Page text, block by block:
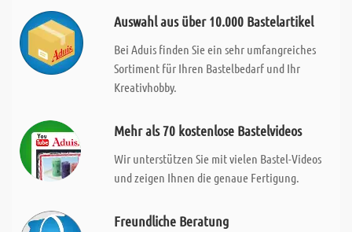
Auswahl aus über 10.000 Bastelartikel
Bei Aduis finden Sie ein sehr umfangreiches
Sortiment für Ihren Bastelbedarf und Ihr
Kreativhobby.
Mehr als 70 kostenlose Bastelvideos
Wir unterstützen Sie mit vielen Bastel-Videos
und zeigen Ihnen die genaue Fertigung.
Freundliche Beratung